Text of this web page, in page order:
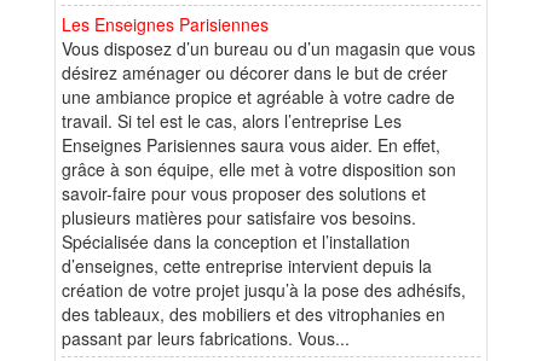
Les Enseignes Parisiennes
Vous disposez d’un bureau ou d’un magasin que vous
désirez aménager ou décorer dans le but de créer
une ambiance propice et agréable à votre cadre de
travail. Si tel est le cas, alors l’entreprise Les
Enseignes Parisiennes saura vous aider. En effet,
grâce à son équipe, elle met à votre disposition son
savoir-faire pour vous proposer des solutions et
plusieurs matières pour satisfaire vos besoins.
Spécialisée dans la conception et l’installation
d’enseignes, cette entreprise intervient depuis la
création de votre projet jusqu’à la pose des adhésifs,
des tableaux, des mobiliers et des vitrophanies en
passant par leurs fabrications. Vous...